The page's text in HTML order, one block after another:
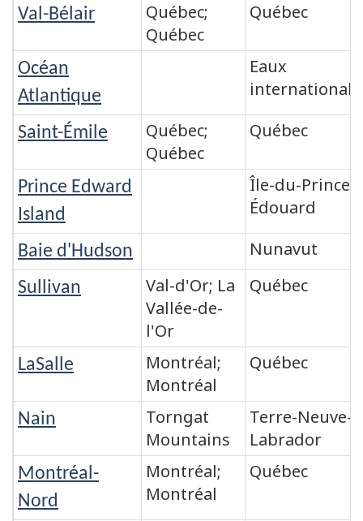
Val-Bélair
Québec;
Québec
Québec
Océan
Atlantique
Eaux
Saint-Émile
Québec;
Québec
Québec
Prince Edward
Island
Île-du-Prince-
Édouard
Baie d'Hudson Nunavut
Sullivan
Val-d'Or; La
Vallée-de-
l'Or
Québec
LaSalle
Montréal;
Montréal
Québec
Nain
Torngat
Mountains
Terre-Neuve-
Labrador
Montréal-
Nord
Montréal;
Montréal
Québec